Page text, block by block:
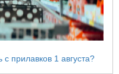
с прилавков 1 августа?